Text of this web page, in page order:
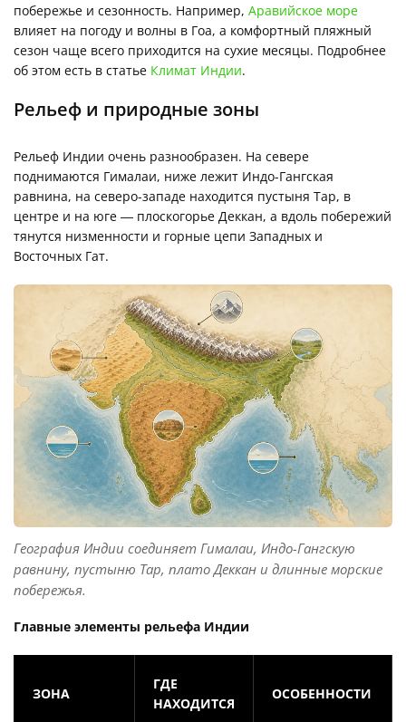
побережье и сезонность. Например, Аравийское море
влияет на погоду и волны в Гоа, а комфортный пляжный
сезон чаще всего приходится на сухие месяцы. Подробнее
об этом есть в статье Климат Индии.
Рельеф и природные зоны
Рельеф Индии очень разнообразен. На севере
поднимаются Гималаи, ниже лежит Индо-Гангская
равнина, на северо-западе находится пустыня Тар, в
центре и на юге — плоскогорье Деккан, а вдоль побережий
тянутся низменности и горные цепи Западных и
Восточных Гат.
География Индии соединяет Гималаи, Индо-Гангскую
равнину, пустыню Тар, плато Деккан и длинные морские
побережья.
Главные элементы рельефа Индии
ЗОНА
ГДЕ
НАХОДИТСЯ
ОСОБЕННОСТИ